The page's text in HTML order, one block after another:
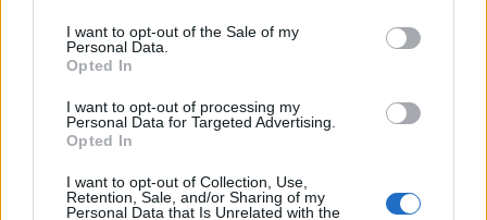
I want to opt-out of the Sale of my
Personal Data.
Opted In
I want to opt-out of processing my
Personal Data for Targeted Advertising.
Opted In
I want to opt-out of Collection, Use,
Retention, Sale, and/or Sharing of my
Personal Data that Is Unrelated with the